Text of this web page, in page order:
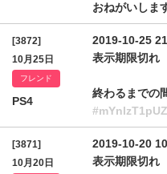
おねがいしま
[3872]
10月25日
フレンド
PS4
2019-10-25
表示期限切れ
終わるまでの
[3871]
10月20日
2019-10-20
表示期限切れ